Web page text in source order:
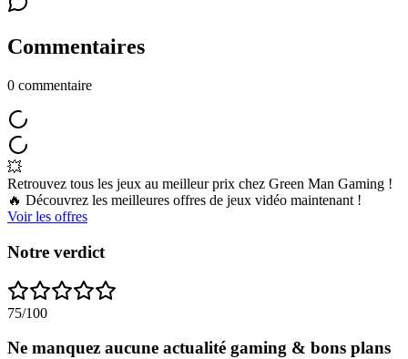
Commentaires
0 commentaire
💥
Retrouvez tous les jeux au meilleur prix chez Green Man Gaming !
🔥 Découvrez les meilleures offres de jeux vidéo maintenant !
Voir les offres
Notre verdict
75/100
Ne manquez aucune actualité gaming & bons plans